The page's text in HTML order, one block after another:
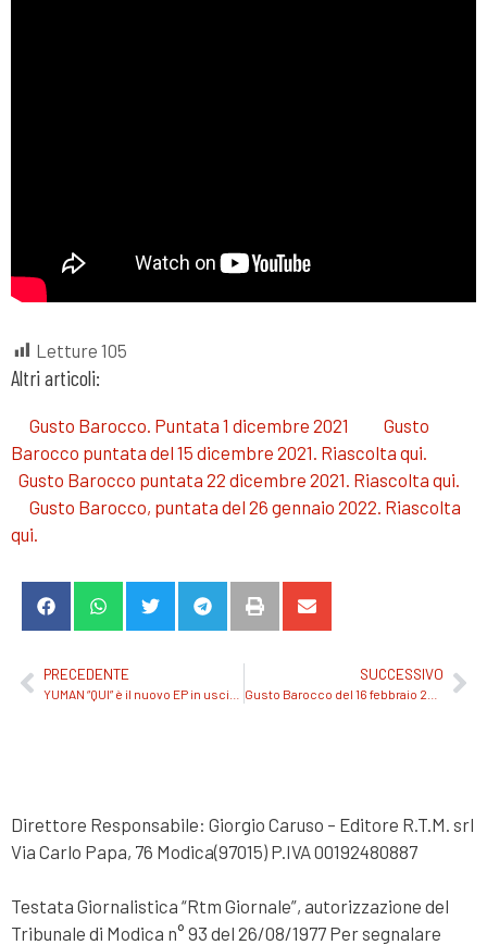
Letture 105
Altri articoli:
Gusto Barocco. Puntata 1 dicembre 2021
Gusto
Barocco puntata del 15 dicembre 2021. Riascolta qui.
Gusto Barocco puntata 22 dicembre 2021. Riascolta qui.
Gusto Barocco, puntata del 26 gennaio 2022. Riascolta
qui.
PRECEDENTE SUCCESSIVO
Direttore Responsabile: Giorgio Caruso – Editore R.T.M. srl
Via Carlo Papa, 76 Modica(97015) P.IVA 00192480887
Testata Giornalistica “Rtm Giornale”, autorizzazione del
Tribunale di Modica n° 93 del 26/08/1977 Per segnalare